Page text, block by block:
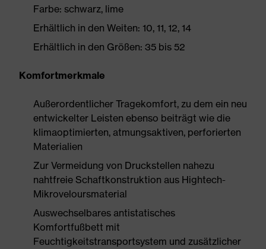
Farbe: schwarz, lime
Erhältlich in den Weiten: 10, 11, 12, 14
Erhältlich in den Größen: 35 bis 52
Komfortmerkmale
Außerordentlicher Tragekomfort, zu dem ein neu
entwickelter Leisten ebenso beiträgt wie die
klimaoptimierten, atmungsaktiven, perforierten
Materialien
Zur Vermeidung von Druckstellen nahezu
nahtfreie Schaftkonstruktion aus Hightech-
Mikroveloursmaterial
Auswechselbares antistatisches
Komfortfußbett mit
Feuchtigkeitstransportsystem und zusätzlicher